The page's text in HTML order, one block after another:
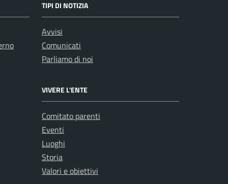
TIPI DI NOTIZIA
Avvisi
Comunicati
Parliamo di noi
VIVERE L'ENTE
Comitato parenti
Eventi
Luoghi
Storia
Valori e obiettivi